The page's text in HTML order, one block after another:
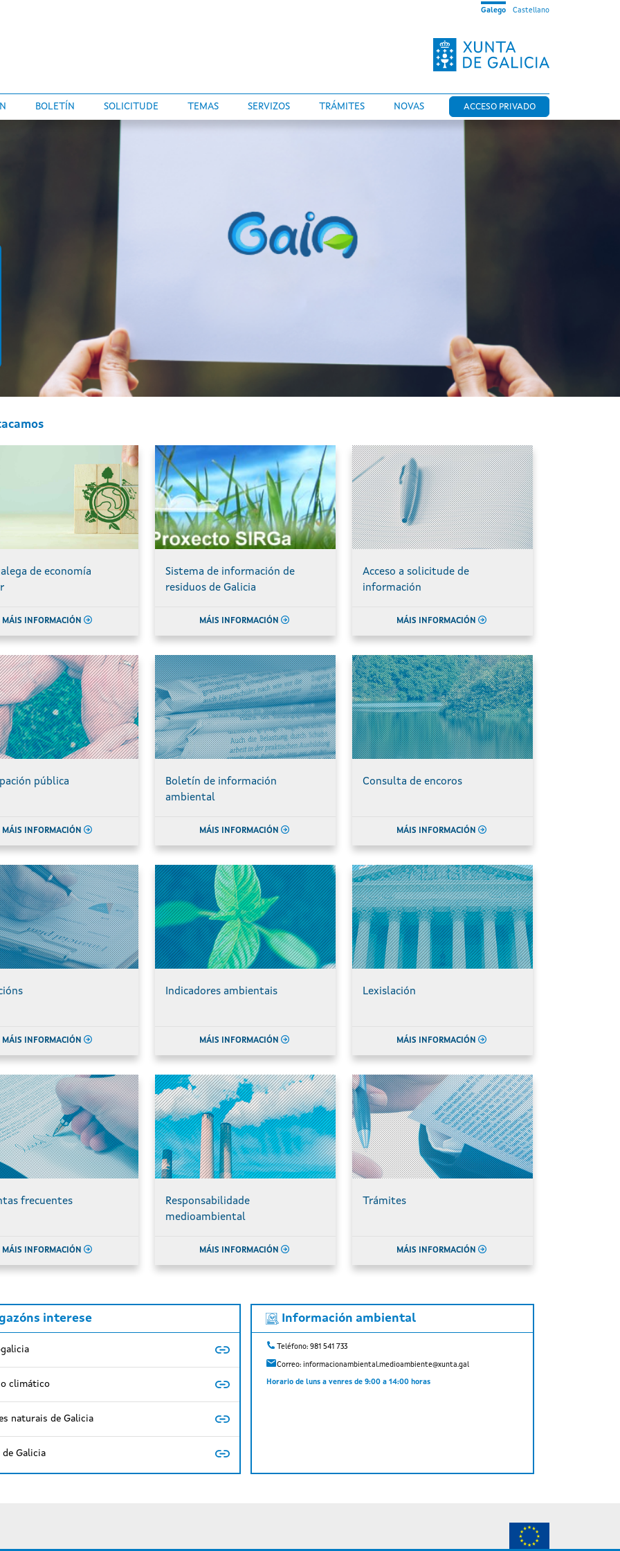
Galego Castellano
BOLETÍN SOLICITUDE TEMAS SERVIZOS TRÁMITES NOVAS ACCESO PRIVADO
de economía
MÁIS INFORMACIÓN
Sistema de información de
residuos de Galicia
MÁIS INFORMACIÓN
Acceso a solicitude de
información
MÁIS INFORMACIÓN
pública
MÁIS INFORMACIÓN
Boletín de información
ambiental
MÁIS INFORMACIÓN
Consulta de encoros
MÁIS INFORMACIÓN
MÁIS INFORMACIÓN
Indicadores ambientais
MÁIS INFORMACIÓN
Lexislación
MÁIS INFORMACIÓN
frecuentes
MÁIS INFORMACIÓN
Responsabilidade
medioambiental
MÁIS INFORMACIÓN
Trámites
MÁIS INFORMACIÓN
interese
climático
naturais de Galicia
de Galicia
Información ambiental
Teléfono: 981 541 733
Correo:informacionambiental.medioambiente@xunta.gal
Horario de luns a venres de 9:00 a 14:00 horas